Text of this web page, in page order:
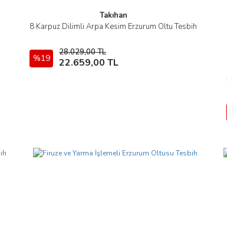
Takıhan
8 Karpuz Dilimli Arpa Kesim Erzurum Oltu Tesbih
%19
28.029,00 TL
22.659,00 TL
İncele
Sepete Ekle